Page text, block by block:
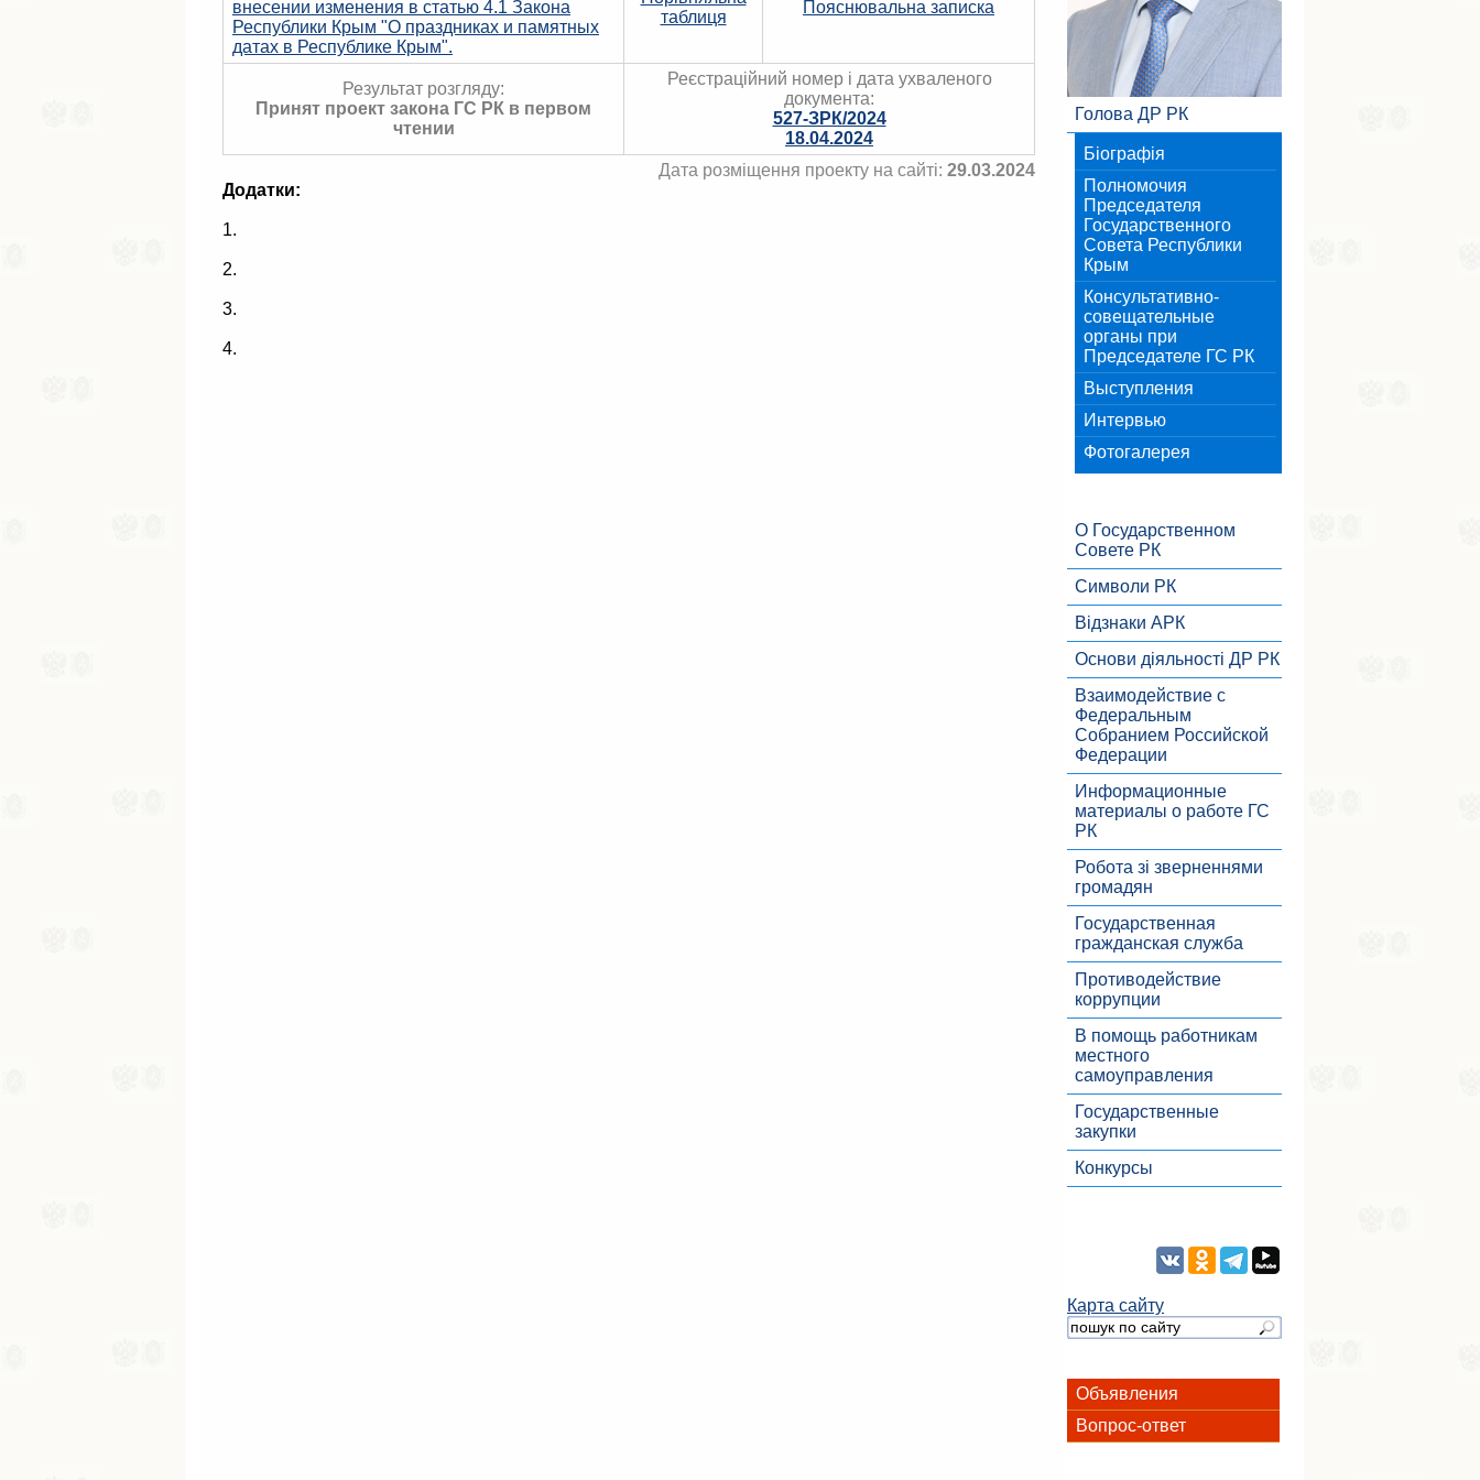
внесении изменения в статью 4.1 Закона
Республики Крым "О праздниках и памятных
датах в Республике Крым".
таблиця
Пояснювальна записка
Результат розгляду:
Принят проект закона ГС РК в первом
чтении
Реєстраційний номер і дата ухваленого
документа:
527-ЗРК/2024
18.04.2024
Дата розміщення проекту на сайті: 29.03.2024
Додатки:
1.
2.
3.
4.
Голова ДР РК
Біографія
Полномочия
Председателя
Государственного
Совета Республики
Крым
Консультативно-
совещательные
органы при
Председателе ГС РК
Выступления
Интервью
Фотогалерея
О Государственном
Совете РК
Символи РК
Відзнаки АРК
Основи діяльності ДР РК
Взаимодействие с
Федеральным
Собранием Российской
Федерации
Информационные
материалы о работе ГС
РК
Робота зі зверненнями
громадян
Государственная
гражданская служба
Противодействие
коррупции
В помощь работникам
местного
самоуправления
Государственные
закупки
Конкурсы
Карта сайту
Объявления
Вопрос-ответ